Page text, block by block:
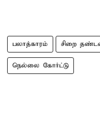
பலாத்காரம் சிறை
நெல்லை கோர்ட்டு